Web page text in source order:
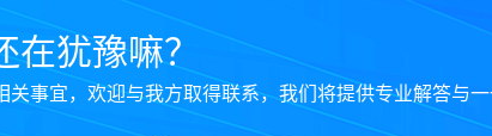
在犹豫嘛？
事宜，欢迎与我方取得联系，我们将提供专业解答与